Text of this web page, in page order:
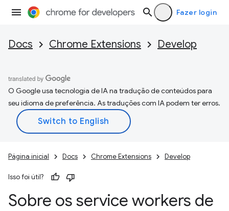
Fazer login
Docs Chrome Extensions Develop
O Google usa tecnologia de IA na tradução de conteúdos para
seu idioma de preferência. As traduções com IA podem ter erros.
Página inicial Docs Chrome Extensions Develop
Isso foi útil?
Sobre os service workers de